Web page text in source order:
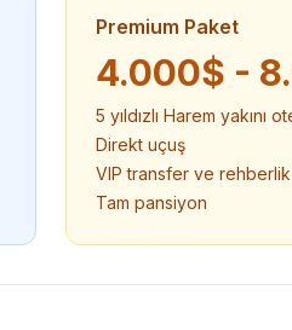
Premium Paket
4.000$ -
5 yıldızlı Harem yakını
Direkt uçuş
VIP transfer ve rehberlik
Tam pansiyon